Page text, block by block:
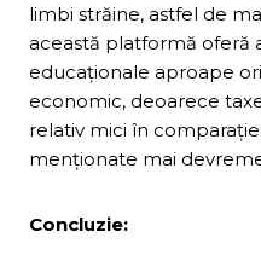
limbi străine, astfel de
această platformă oferă
educaționale aproape
economic, deoarece
relativ mici în
menționate mai
Concluzie: